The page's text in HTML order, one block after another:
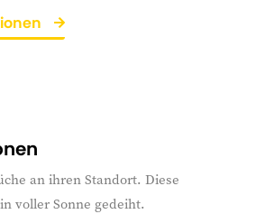
an ihren Standort. Diese
voller Sonne gedeiht.